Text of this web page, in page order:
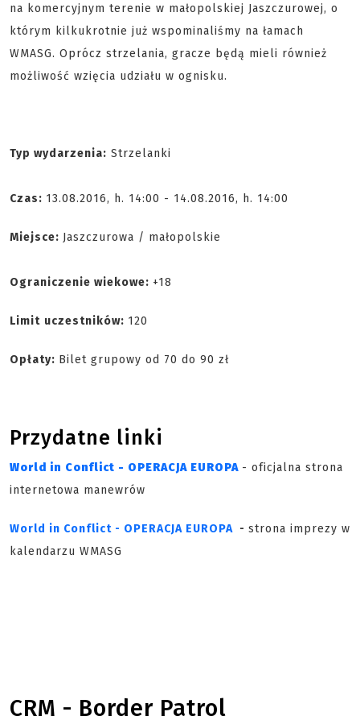
na komercyjnym terenie w małopolskiej Jaszczurowej, o
którym kilkukrotnie już wspominaliśmy na łamach
WMASG. Oprócz strzelania, gracze będą mieli również
możliwość wzięcia udziału w ognisku.
Typ wydarzenia: Strzelanki
Czas: 13.08.2016, h. 14:00 - 14.08.2016, h. 14:00
Miejsce: Jaszczurowa / małopolskie
Ograniczenie wiekowe: +18
Limit uczestników: 120
Opłaty: Bilet grupowy od 70 do 90 zł
Przydatne linki
World in Conflict - OPERACJA EUROPA - oficjalna strona
internetowa manewrów
World in Conflict - OPERACJA EUROPA - strona imprezy w
kalendarzu WMASG
CRM - Border Patrol